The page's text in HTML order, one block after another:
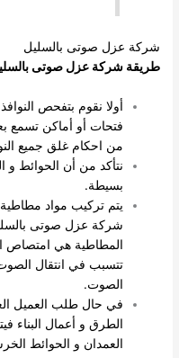
شركة عزل صوتى بالسليل
طريقة شركة عزل صوتى
أولا نقوم بتفحص
فتحات أو أماكن تسمع
من احكام غلق جميع
نتأكد من أن الحوائط
بسيطة.
يتم تركيب مواد
شركة عزل صوتى
المطاطية هي امتصاص
تتسبب في انتقال
الصوت.
في حال طلب العميل
الطرق و أعمال البناء
العمدان و الحوائط